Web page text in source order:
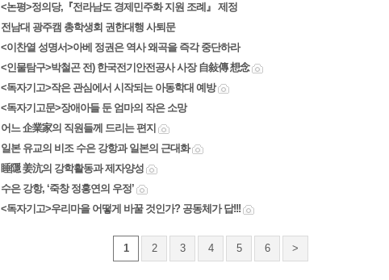
<논평>정의당,『전라남도 경제민주화 지원 조례』 제정
전남대 광주캠 총학생회 권한대행 사퇴문
<이찬열 성명서>아베 정권은 역사 왜곡을 즉각 중단하라
<인물탐구>박철곤 전) 한국전기안전공사 사장 自敍傳 想念
<독자기고>작은 관심에서 시작되는 아동학대 예방
<독자기고문>장애아들 둔 엄마의 작은 소망
어느 企業家의 직원들께 드리는 편지
일본 유교의 비조 수은 강항과 일본의 근대화
睡隱 姜沆의 강학활동과 제자양성
수은 강항, ‘죽창 정홍연의 우정’
<독자기고>우리마을 어떻게 바꿀 것인가? 공동체가 답!!!
1 2 3 4 5 6 >